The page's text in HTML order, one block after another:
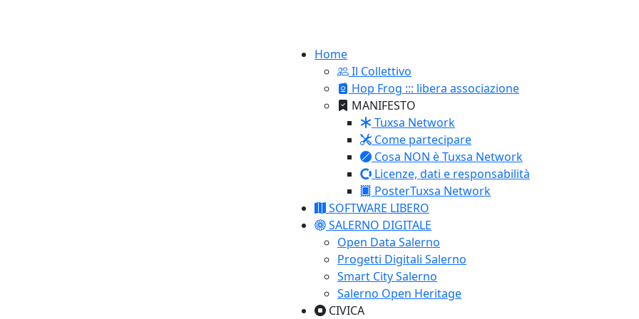
Home
Il Collettivo
Hop Frog ::: libera associazione
MANIFESTO
Tuxsa Network
Come partecipare
Cosa NON è Tuxsa Network
Licenze, dati e responsabilità
PosterTuxsa Network
SOFTWARE LIBERO
SALERNO DIGITALE
Open Data Salerno
Progetti Digitali Salerno
Smart City Salerno
Salerno Open Heritage
CIVICA